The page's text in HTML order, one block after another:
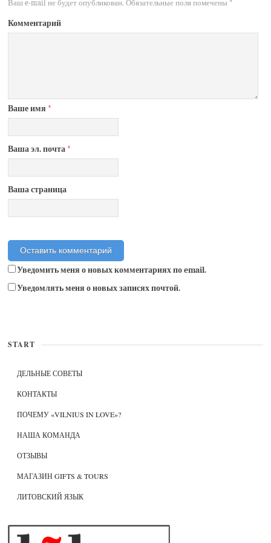
Ваш e-mail не будет опубликован. Обязательные поля помечены *
Комментарий
Ваше имя *
Ваша эл. почта *
Ваша страница
Уведомить меня о новых комментариях по email.
Уведомлять меня о новых записях почтой.
START
ДЕЛЬНЫЕ СОВЕТЫ
КОНТАКТЫ
ПОЧЕМУ «VILNIUS IN LOVE»?
НАША КОМАНДА
ОТЗЫВЫ
МАГАЗИН GIFTS & TOURS
ЛИТОВСКИЙ ЯЗЫК